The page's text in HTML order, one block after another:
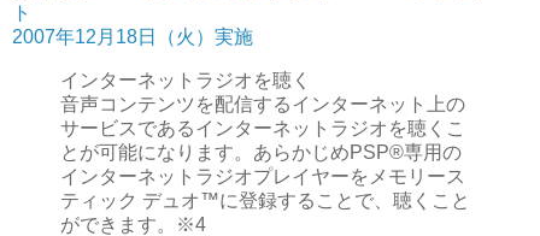
ト
2007年12月18日（火）実施
インターネットラジオを聴く
音声コンテンツを配信するインターネット上の
サービスであるインターネットラジオを聴くこ
とが可能になります。あらかじめPSP®専用の
インターネットラジオプレイヤーをメモリース
ティック デュオ™に登録することで、聴くこと
ができます。※4